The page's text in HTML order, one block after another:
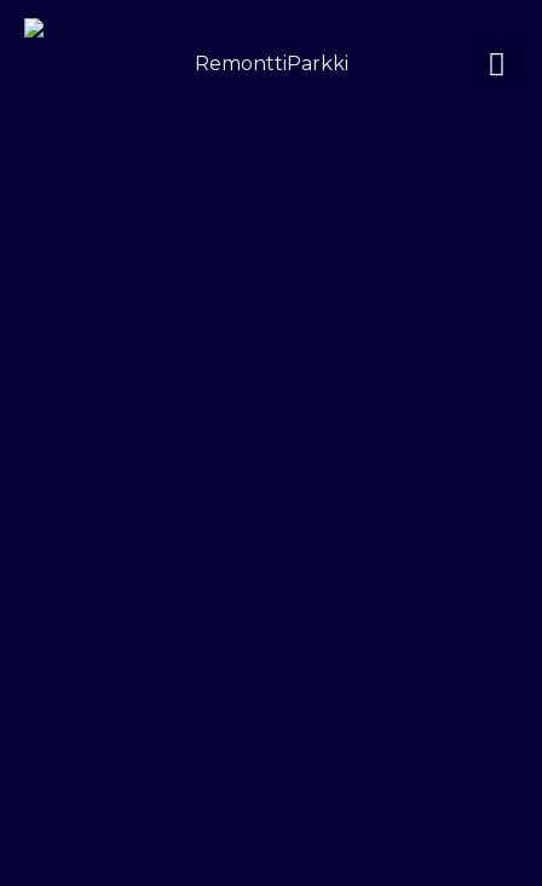
Siirry
RemonttiParkki